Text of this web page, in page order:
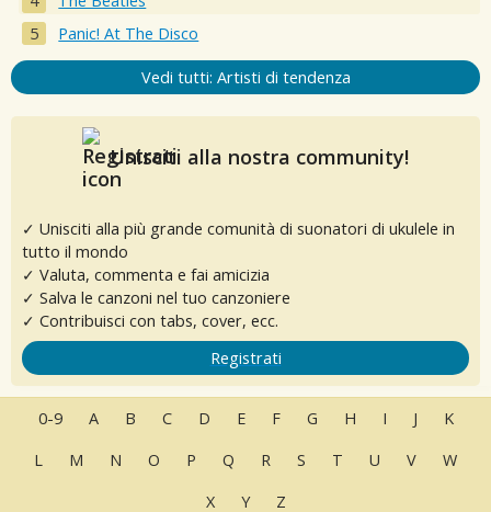
Panic! At The Disco
Vedi tutti: Artisti di tendenza
Unisciti alla nostra community!
✓ Unisciti alla più grande comunità di suonatori di ukulele in
tutto il mondo
✓ Valuta, commenta e fai amicizia
✓ Salva le canzoni nel tuo canzoniere
✓ Contribuisci con tabs, cover, ecc.
Registrati
0-9 A B C D E F G H I J
K
L
M N O P Q R S T U V
W
X
Y Z